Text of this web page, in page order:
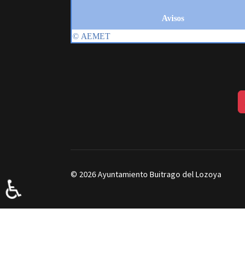
© 2026 Ayuntamiento Buitrago del Lozoya